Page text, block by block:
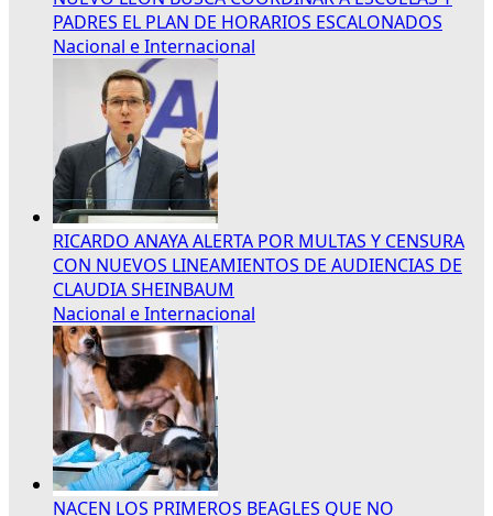
PADRES EL PLAN DE HORARIOS ESCALONADOS
Nacional e Internacional
RICARDO ANAYA ALERTA POR MULTAS Y CENSURA
CON NUEVOS LINEAMIENTOS DE AUDIENCIAS DE
CLAUDIA SHEINBAUM
Nacional e Internacional
NACEN LOS PRIMEROS BEAGLES QUE NO